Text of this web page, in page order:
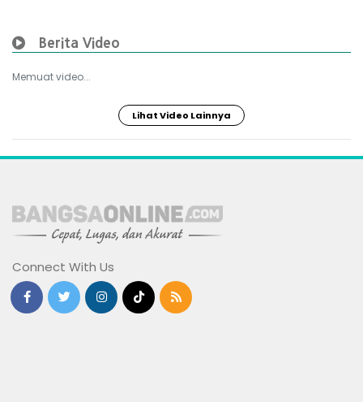
Berita Video
Memuat video...
Lihat Video Lainnya
Connect With Us